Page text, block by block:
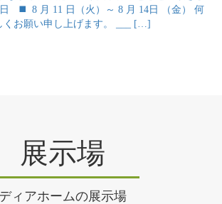
◼️ 8 月 11 日（火）～ 8 月 14日 （金） 何
くお願い申し上げます。 ___ […]
展示場
ディアホームの展示場